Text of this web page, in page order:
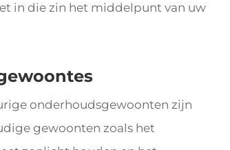
in die zin het middelpunt van uw
onderhoudsgewoonten zijn
gewoonten zoals het